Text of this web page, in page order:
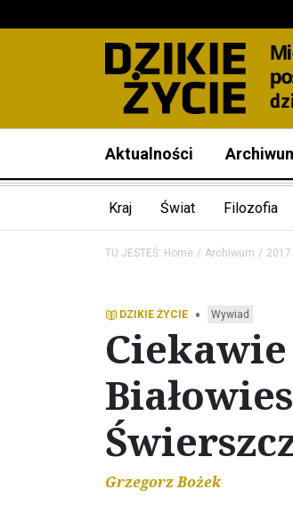
Aktualności
Kraj Świat Filozofia
TU JESTEŚ: Home Archiwum 2017
DZIKIE ŻYCIE • Wywiad
Grzegorz Bożek